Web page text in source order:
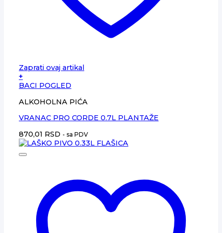
Zaprati ovaj artikal
+
BACI POGLED
ALKOHOLNA PIĆA
VRANAC PRO CORDE 0.7L PLANTAŽE
870,01 RSD - sa PDV